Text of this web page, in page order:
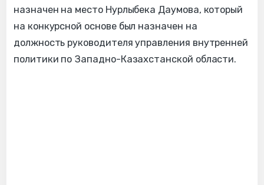
назначен на место Нурлыбека Даумова, который
на конкурсной основе был назначен на
должность руководителя управления внутренней
политики по Западно-Казахстанской области.